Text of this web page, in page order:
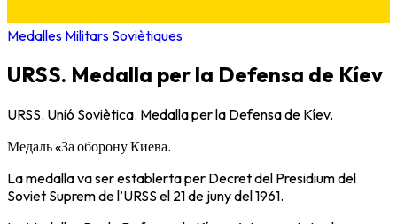
Medalles Militars Soviètiques
URSS. Medalla per la Defensa de Kíev
URSS. Unió Soviètica. Medalla per la Defensa de Kíev.
Медаль «За оборону Киева.
La medalla va ser establerta per Decret del Presidium del
Soviet Suprem de l’URSS el 21 de juny del 1961.